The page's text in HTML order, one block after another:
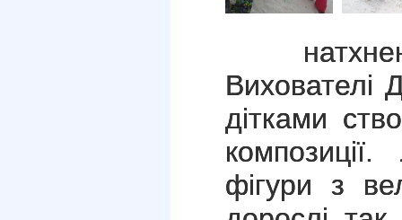
Вихователі
дітками
фігури з